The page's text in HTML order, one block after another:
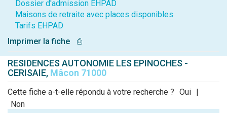
Dossier d'admission EHPAD
Maisons de retraite avec places disponibles
Tarifs EHPAD
Imprimer la fiche
⎙
RESIDENCES AUTONOMIE LES EPINOCHES -
CERISAIE, Mâcon 71000
Cette fiche a-t-elle répondu à votre recherche ? Oui |
Non